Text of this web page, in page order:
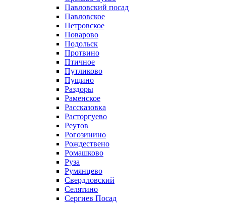
Павловский посад
Павловское
Петровское
Поварово
Подольск
Протвино
Птичное
Путликово
Пущино
Раздоры
Раменское
Рассказовка
Расторгуево
Реутов
Рогозинино
Рождествено
Ромашково
Руза
Румянцево
Свердловский
Селятино
Сергиев Посад